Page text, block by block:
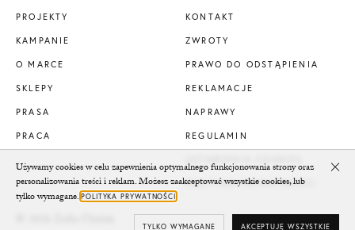
PROJEKTY
KAMPANIE
O MARCE
SKLEPY
PRASA
PRACA
KONTAKT
ZWROTY
PRAWO DO ODSTĄPIENIA
REKLAMACJE
NAPRAWY
REGULAMIN
POLITYKA PRYWATNOŚCI
Używamy cookies w celu zapewnienia optymalnego funkcjonowania strony oraz
personalizowania treści i reklam. Możesz zaakceptować wszystkie cookies, lub
tylko wymagane.POLITYKA PRYWATNOŚCI
AKCEPTUJĘ WSZYSTKIE
TYLKO WYMAGANE